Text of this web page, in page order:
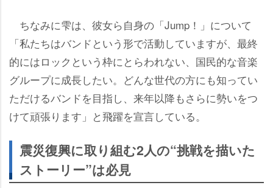
ちなみに雫は、彼女ら自身の「Jump！」について
「私たちはバンドという形で活動していますが、最終
的にはロックという枠にとらわれない、国民的な音楽
グループに成長したい。どんな世代の方にも知ってい
ただけるバンドを目指し、来年以降もさらに勢いをつ
けて頑張ります」と飛躍を宣言している。
震災復興に取り組む2人の“挑戦を描いた
ストーリー”は必見